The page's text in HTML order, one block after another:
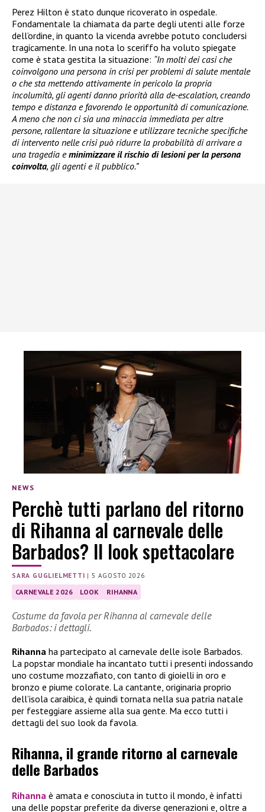
Perez Hilton è stato dunque ricoverato in ospedale.
Fondamentale la chiamata da parte degli utenti alle forze
dell’ordine, in quanto la vicenda avrebbe potuto concludersi
tragicamente. In una nota lo sceriffo ha voluto spiegate
come è stata gestita la situazione: “In molti dei casi che
coinvolgono una persona in crisi per problemi di salute mentale
o che sta mettendo attivamente in pericolo la propria
incolumità, gli agenti danno priorità alla de-escalation, creando
tempo e distanza e favorendo le opportunità di comunicazione.
A meno che non ci sia una minaccia immediata per altre
persone, rallentare la situazione e utilizzare tecniche specifiche
di intervento nelle crisi può ridurre la probabilità di arrivare a
una tragedia eminimizzare il rischio di lesioni per la persona
coinvolta, gli agenti e il pubblico.”
NEWS
Perchè tutti parlano del ritorno
di Rihanna al carnevale delle
Barbados? Il look spettacolare
SARA GUGLIELMETTI |5 AGOSTO 2026
CARNEVALE 2026 LOOK RIHANNA
Costume da favola per Rihanna al carnevale delle
Barbados: i dettagli.
Rihanna ha partecipato al carnevale delle isole Barbados.
La popstar mondiale ha incantato tutti i presenti indossando
uno costume mozzafiato, con tanto di gioielli in oro e
bronzo e piume colorate. La cantante, originaria proprio
dell’isola caraibica, è quindi tornata nella sua patria natale
per festeggiare assieme alla sua gente. Ma ecco tutti i
dettagli del suo look da favola.
Rihanna, il grande ritorno al carnevale
delle Barbados
Rihanna è amata e conosciuta in tutto il mondo, è infatti
una delle popstar preferite da diverse generazioni e, oltre a